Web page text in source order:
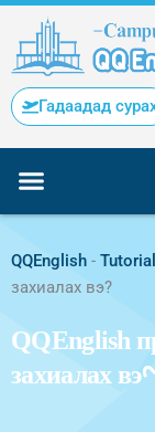
Skip
content
Гадаадад
QQEnglish -
захиалах вэ?
QQEnglish
захиалах